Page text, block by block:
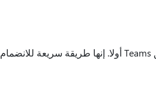
- لا حاجة لفتح تطبيق Teams أولا. إنها طريقة سريعة للانضمام